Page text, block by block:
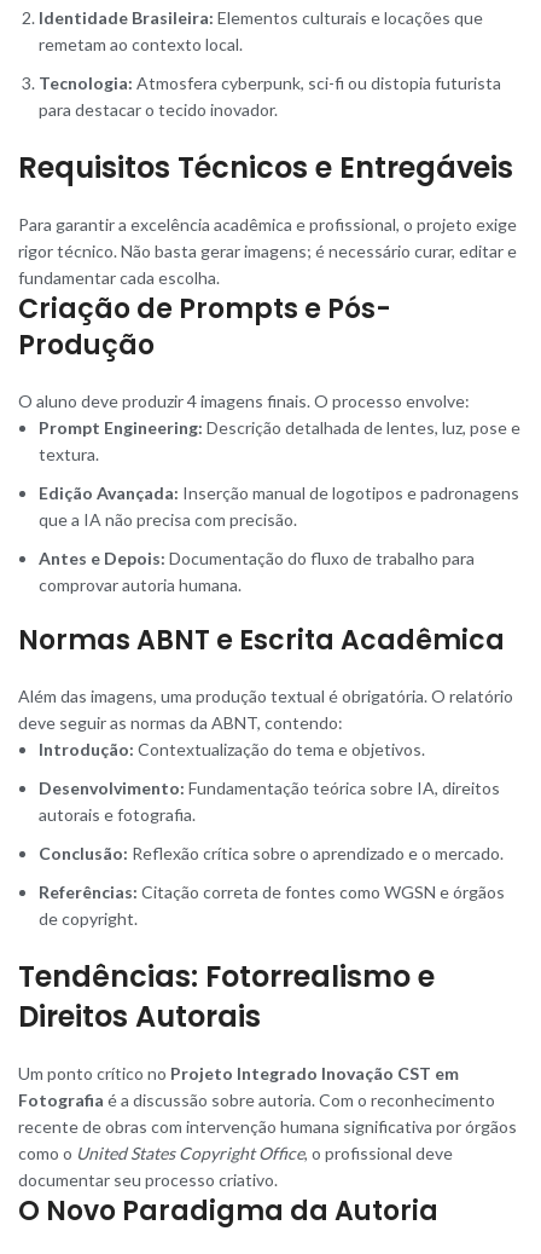
Identidade Brasileira: Elementos culturais e locações que
remetam ao contexto local.
Tecnologia: Atmosfera cyberpunk, sci-fi ou distopia futurista
para destacar o tecido inovador.
Requisitos Técnicos e Entregáveis
Para garantir a excelência acadêmica e profissional, o projeto exige
rigor técnico. Não basta gerar imagens; é necessário curar, editar e
fundamentar cada escolha.
Criação de Prompts e Pós-
Produção
O aluno deve produzir 4 imagens finais. O processo envolve:
Prompt Engineering: Descrição detalhada de lentes, luz, pose e
textura.
Edição Avançada: Inserção manual de logotipos e padronagens
que a IA não precisa com precisão.
Antes e Depois: Documentação do fluxo de trabalho para
comprovar autoria humana.
Normas ABNT e Escrita Acadêmica
Além das imagens, uma produção textual é obrigatória. O relatório
deve seguir as normas da ABNT, contendo:
Introdução: Contextualização do tema e objetivos.
Desenvolvimento: Fundamentação teórica sobre IA, direitos
autorais e fotografia.
Conclusão: Reflexão crítica sobre o aprendizado e o mercado.
Referências: Citação correta de fontes como WGSN e órgãos
de copyright.
Tendências: Fotorrealismo e
Direitos Autorais
Um ponto crítico no Projeto Integrado Inovação CST em
Fotografia é a discussão sobre autoria. Com o reconhecimento
recente de obras com intervenção humana significativa por órgãos
como o United States Copyright Office, o profissional deve
documentar seu processo criativo.
O Novo Paradigma da Autoria